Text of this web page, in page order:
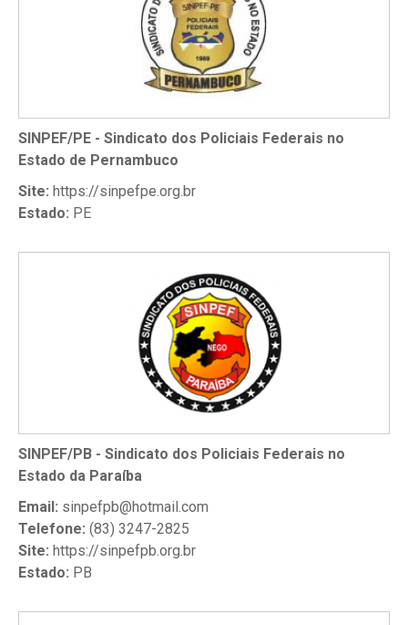
SINPEF/PE - Sindicato dos Policiais Federais no
Estado de Pernambuco
Site: https://sinpefpe.org.br
Estado: PE
SINPEF/PB - Sindicato dos Policiais Federais no
Estado da Paraíba
Email: sinpefpb@hotmail.com
Telefone: (83) 3247-2825
Site: https://sinpefpb.org.br
Estado: PB